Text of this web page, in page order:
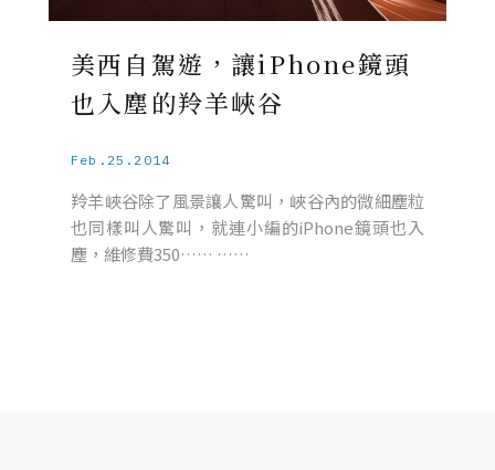
美西自駕遊，讓iPhone鏡頭
也入塵的羚羊峽谷
Feb.25.2014
羚羊峽谷除了風景讓人驚叫，峽谷內的微細塵粒
也同樣叫人驚叫，就連小編的iPhone鏡頭也入
塵，維修費350…… ……